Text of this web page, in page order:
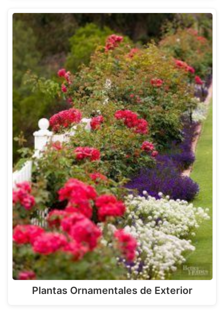
Plantas Ornamentales de Exterior